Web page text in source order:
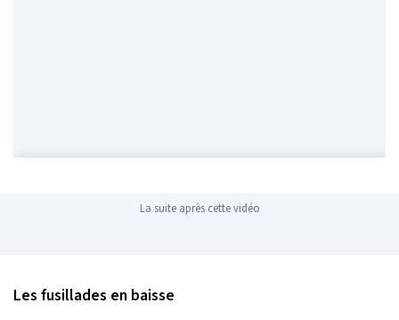
La suite après cette vidéo
Les fusillades en baisse